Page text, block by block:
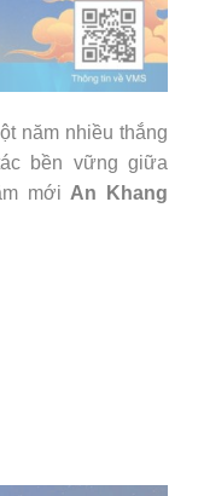
năm nhiều thắng
bền vững giữa
mới An Khang